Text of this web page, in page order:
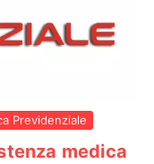
Previdenziale
medica